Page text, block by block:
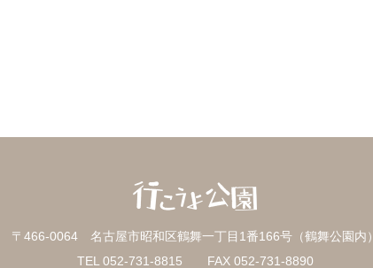
〒466-0064 名古屋市昭和区鶴舞一丁目1番166号（鶴舞公園内）
TEL 052-731-8815 FAX 052-731-8890